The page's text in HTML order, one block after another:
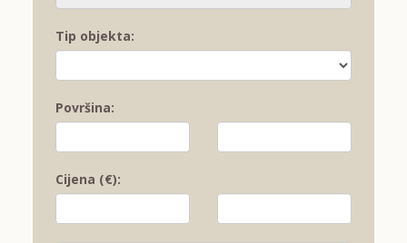
Tip objekta:
Površina:
Cijena (€):